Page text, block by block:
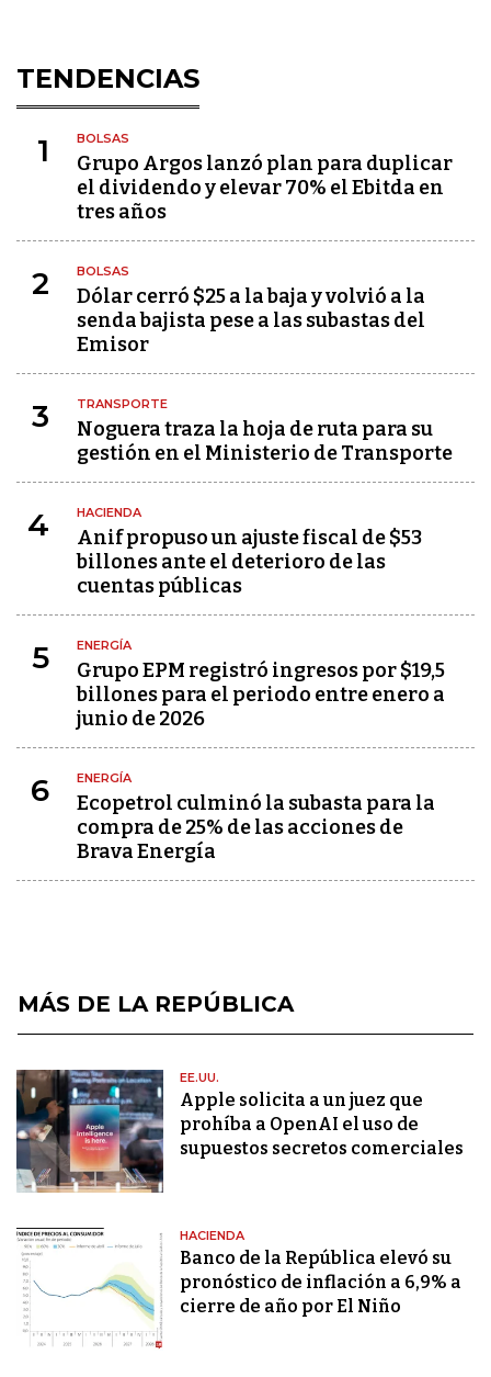
TENDENCIAS
1 BOLSAS
Grupo Argos lanzó plan para duplicar
el dividendo y elevar 70% el Ebitda en
tres años
2 BOLSAS
Dólar cerró $25 a la baja y volvió a la
senda bajista pese a las subastas del
Emisor
3 TRANSPORTE
Noguera traza la hoja de ruta para su
gestión en el Ministerio de Transporte
4 HACIENDA
Anif propuso un ajuste fiscal de $53
billones ante el deterioro de las
cuentas públicas
5 ENERGÍA
Grupo EPM registró ingresos por $19,5
billones para el periodo entre enero a
junio de 2026
6 ENERGÍA
Ecopetrol culminó la subasta para la
compra de 25% de las acciones de
Brava Energía
MÁS DE LA REPÚBLICA
EE.UU.
Apple solicita a un juez que
prohíba a OpenAI el uso de
supuestos secretos comerciales
HACIENDA
Banco de la República elevó su
pronóstico de inflación a 6,9% a
cierre de año por El Niño